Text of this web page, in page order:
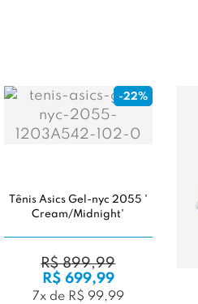
-22%
Tênis Asics Gel-nyc 2055 '
Cream/Midnight'
R$ 899,99
R$ 699,99
7x de R$ 99,99